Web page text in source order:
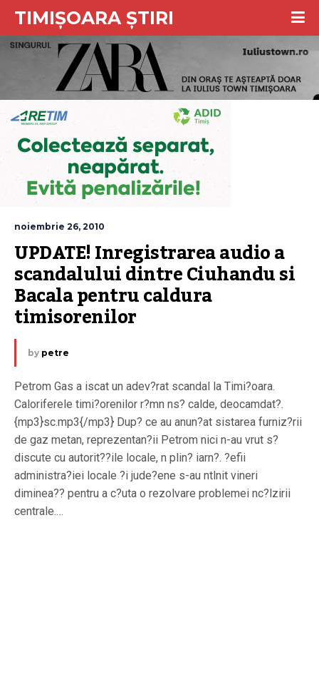
TIMIȘOARA ȘTIRI
noiembrie 26, 2010
UPDATE! Inregistrarea audio a
scandalului dintre Ciuhandu si
Bacala pentru caldura
timisorenilor
by petre
Petrom Gas a iscat un adev?rat scandal la Timi?oara.
Caloriferele timi?orenilor r?mn ns? calde, deocamdat?.
{mp3}sc.mp3{/mp3} Dup? ce au anun?at sistarea furniz?rii
de gaz metan, reprezentan?ii Petrom nici n-au vrut s?
discute cu autorit??ile locale, n plin? iarn?. ?efii
administra?iei locale ?i jude?ene s-au ntlnit vineri
diminea?? pentru a c?uta o rezolvare problemei nc?lzirii
centrale.…